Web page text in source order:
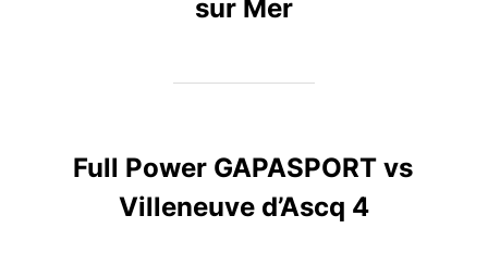
sur Mer
Full Power GAPASPORT vs
Villeneuve d’Ascq 4